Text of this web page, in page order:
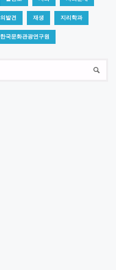
발견 재생 지리학과
한국문화관광연구원